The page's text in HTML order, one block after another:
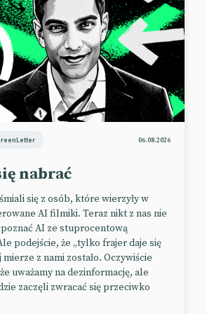
75 proc.
wydarzeń na żywo zauważa
podczas tego typu eventów. Wśród
ten odsetek wynosi 81 proc.
zorientowane na uczestników
brać poprawkę na obecność
drugie życie
mogą liczyć na drugie życie.
dać szansę twórcom, których
zasad. W ramach pilotażowego
influencerzy będą mogli
06.08.2026
nabrać
się z osób, które wierzyły w
AI filmiki. Teraz nikt z nas nie
AI ze stuprocentową
podejście, że „tylko frajer daje się
z nami zostało. Oczywiście
uważamy na dezinformację, ale
zaczęli zwracać się przeciwko